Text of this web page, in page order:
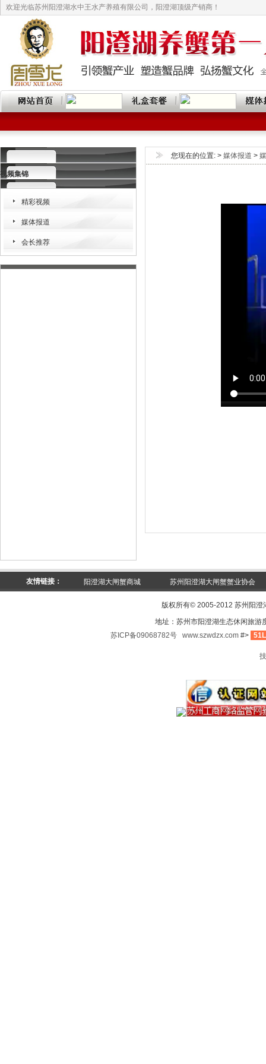
欢迎光临苏州阳澄湖水中王水产养殖有限公司，阳澄湖顶级产销商！
视频集锦
精彩视频
媒体报道
会长推荐
您现在的位置: > 媒体报道 >
友情链接： 阳澄湖大闸蟹商城 苏州阳澄湖大闸蟹蟹业协会
版权所有© 2005-2012 苏州阳
地址：苏州市阳澄湖生态休闲旅
苏ICP备09068782号
www.szwdzx.com #>